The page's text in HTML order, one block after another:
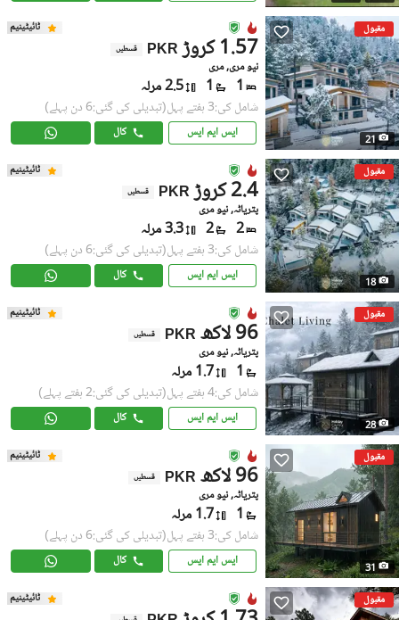
مقبول
21
ٹائیٹینیم
PKR 1.57 کروڑ قسطیں
نیو مری, مری
1
1 2.5 مرلہ
شامل کی:3 ہفتے پہل (تبدیلی کی گئی:6 دن پہلے)
ایس ایم ایس کال
مقبول
18
ٹائیٹینیم
PKR 2.4 کروڑ قسطیں
پتریاٹہ, نیو مری
2
2 3.3 مرلہ
شامل کی:3 ہفتے پہل (تبدیلی کی گئی:6 دن پہلے)
ایس ایم ایس کال
مقبول
28
ٹائیٹینیم
PKR 96 لاکھ قسطیں
پتریاٹہ, نیو مری
1 1.7 مرلہ
شامل کی:4 ہفتے پہل (تبدیلی کی گئی:2 ہفتے پہلے)
ایس ایم ایس کال
مقبول
31
ٹائیٹینیم
PKR 96 لاکھ قسطیں
پتریاٹہ, نیو مری
1 1.7 مرلہ
شامل کی:3 ہفتے پہل (تبدیلی کی گئی:6 دن پہلے)
ایس ایم ایس کال
مقبول ٹائیٹینیم